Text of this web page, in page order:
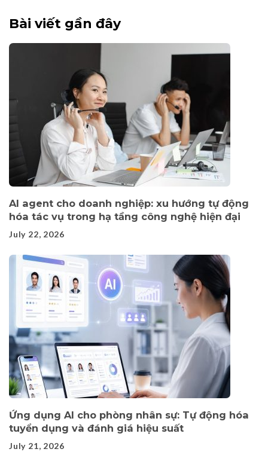
Bài viết gần đây
AI agent cho doanh nghiệp: xu hướng tự động
hóa tác vụ trong hạ tầng công nghệ hiện đại
July 22, 2026
Ứng dụng AI cho phòng nhân sự: Tự động hóa
tuyển dụng và đánh giá hiệu suất
July 21, 2026